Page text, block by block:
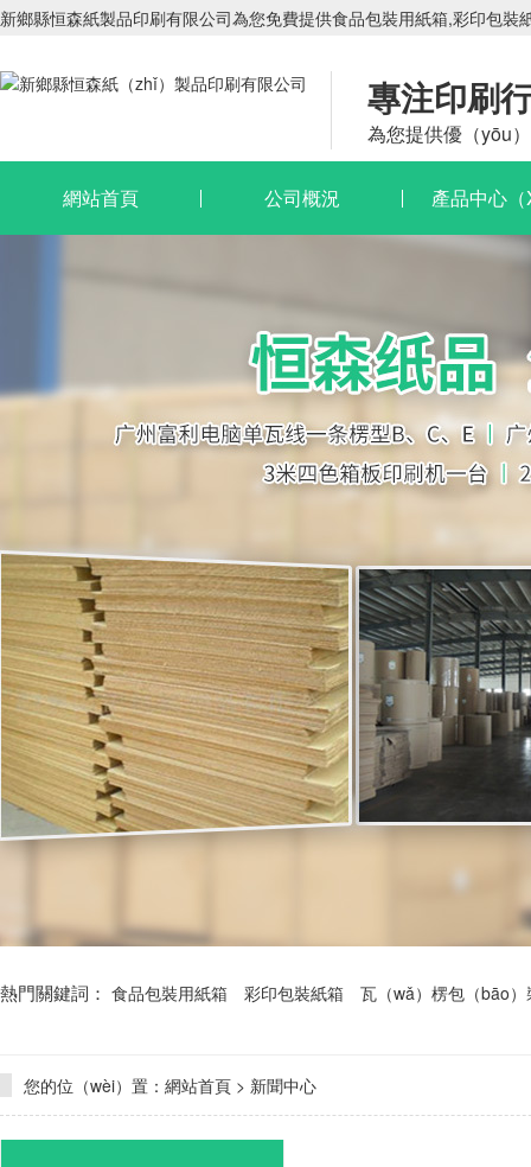
新鄉縣恒森紙製品印刷有限公司為您免費提供食品包裝用紙箱,彩印包
專注印刷
為您提供優（yōu
網站首頁 公司概況 產品中心
熱門關鍵詞： 食品包裝用紙箱 彩印包裝紙箱 瓦（wǎ）楞包（bāo
您的位（wèi）置： 網站首頁 > 新聞中心